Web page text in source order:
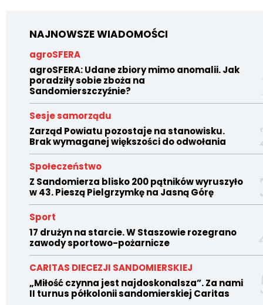
NAJNOWSZE WIADOMOŚCI
agroSFERA
agroSFERA: Udane zbiory mimo anomalii. Jak
poradziły sobie zboża na
Sandomierszczyźnie?
Sesje samorządu
Zarząd Powiatu pozostaje na stanowisku.
Brak wymaganej większości do odwołania
Społeczeństwo
Z Sandomierza blisko 200 pątników wyruszyło
w 43. Pieszą Pielgrzymkę na Jasną Górę
Sport
17 drużyn na starcie. W Staszowie rozegrano
zawody sportowo-pożarnicze
CARITAS DIECEZJI SANDOMIERSKIEJ
„Miłość czynna jest najdoskonalsza”. Za nami
II turnus półkolonii sandomierskiej Caritas